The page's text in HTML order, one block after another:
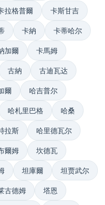
拉格普爾 卡斯甘吉
卡納 卡蒂哈尔
加爾 卡馬姆
古納 古迪瓦达
爾 哈吉普尔
哈札里巴格 哈桑
拉斯 哈里德瓦尔
爾姆 坎德瓦
坦庫爾 坦贾武尔
古德姆 塔恩